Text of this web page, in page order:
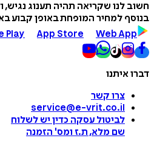
חשוב לנו שקריאה תהיה תענוג
בנוסף למחיר המופחת באופן קבוע
Play
App Store Web App
דברו איתנו
צרו קשר
service@e-vrit.co.il
לביטול עסקה כדין יש לשלוח
שם מלא, ת.ז ומס' הזמנה